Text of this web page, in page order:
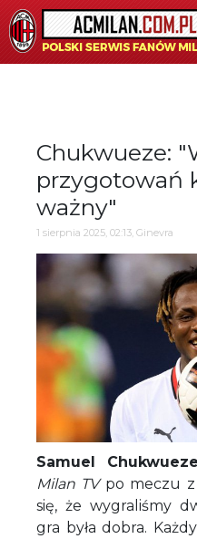
Chukwueze:
przygotowań
ważny"
1 sierpnia 2025, 02:13, Ginevra
Samuel
Milan TVpo meczu z
się, że wygraliśmy
gra była dobra.